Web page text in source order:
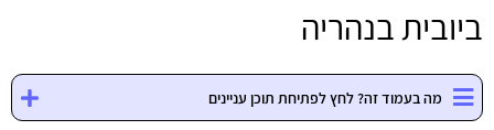
ביובית בנהריה
מה בעמוד זה? לחץ לפתיחת תוכן עניינים